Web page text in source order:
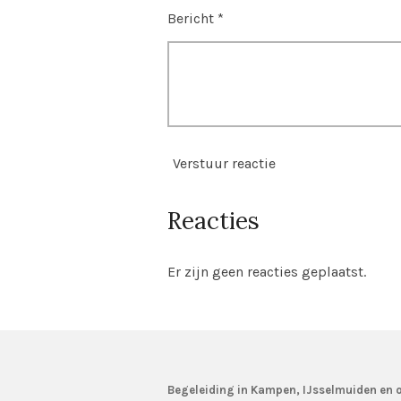
Bericht *
Verstuur reactie
Reacties
Er zijn geen reacties geplaatst.
Begeleiding in Kampen, IJsselmuiden en